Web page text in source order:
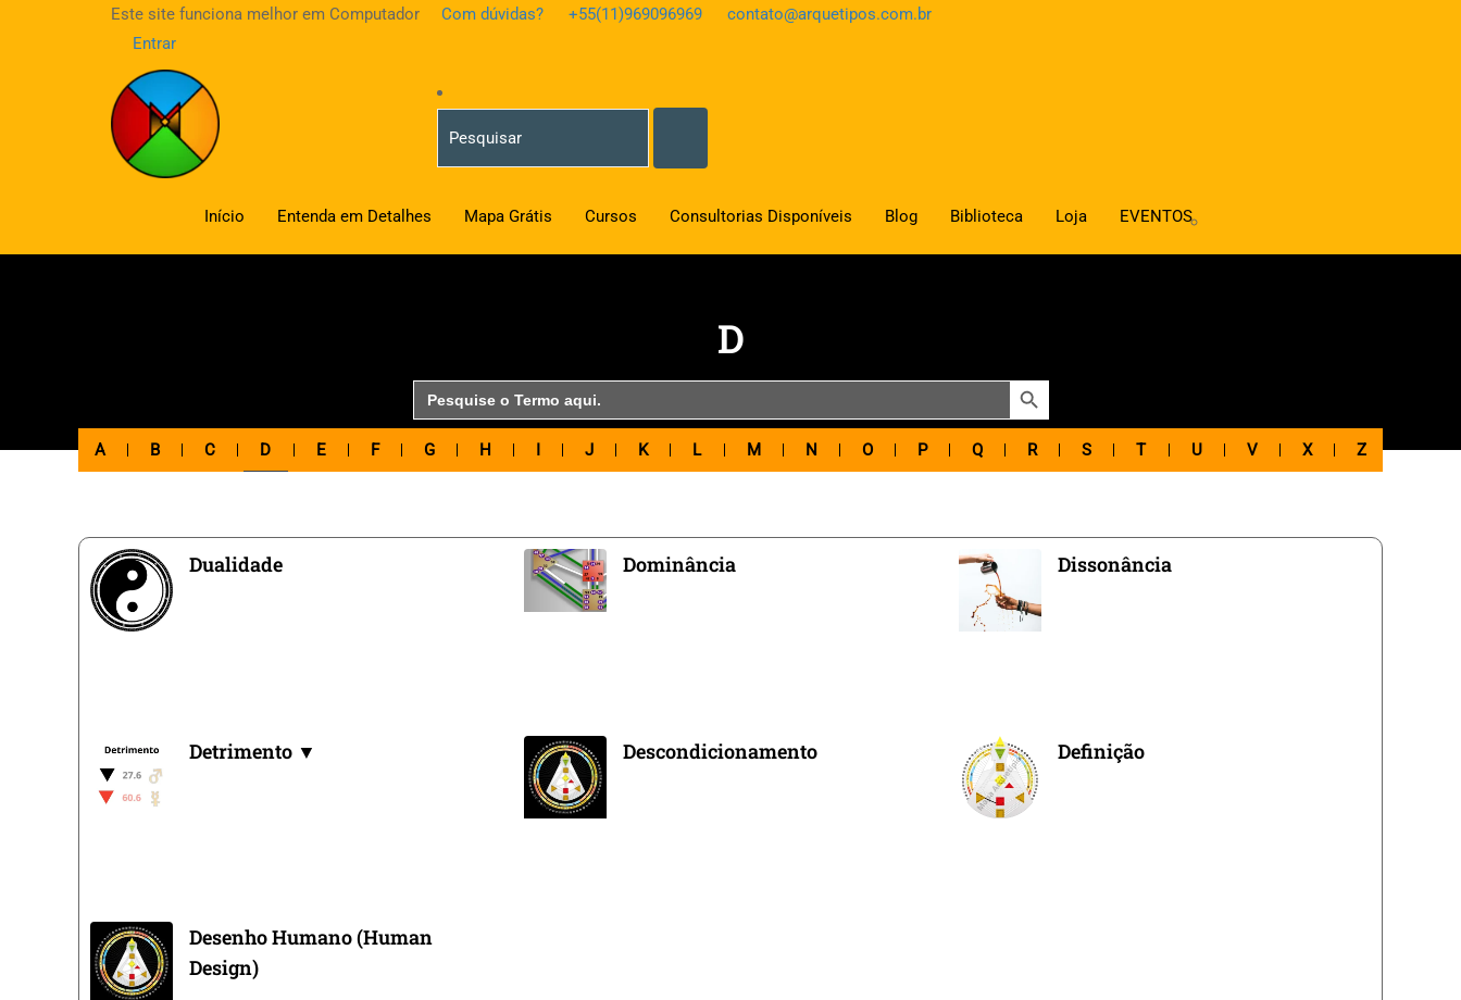
Este site funciona melhor em Computador Com dúvidas? +55(11)969096969
contato@arquetipos.com.br
Entrar
Início Entenda em Detalhes Mapa Grátis Cursos Consultorias Disponíveis Blog Biblioteca Loja EVENTOS
D
Search
for:
SEARCH BUTTON
A B C D E F G H I J K L M N O P Q R S T U V X Z
Dualidade Dominância Dissonância
Detrimento ▼ Descondicionamento Definição
Desenho Humano (Human
Design)